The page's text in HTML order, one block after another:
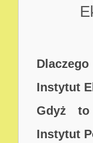
Instytut
Gdyż
Instytut